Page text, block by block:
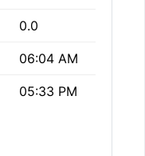
0.0
06:04 AM
05:33 PM